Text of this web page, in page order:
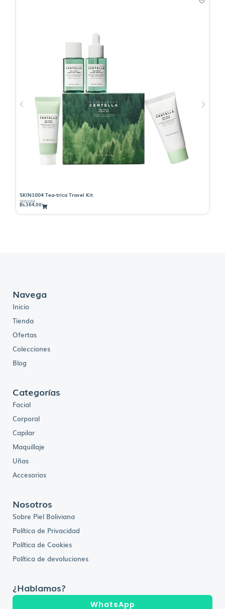
SKIN1004 Tea-trica Travel Kit
SKIN1004
Bs.364,00
Navega
Inicio
Tienda
Ofertas
Colecciones
Blog
Categorías
Facial
Corporal
Capilar
Maquillaje
Uñas
Accesorios
Nosotros
Sobre Piel Boliviana
Política de Privacidad
Política de Cookies
Política de devoluciones
¿Hablamos?
WhatsApp